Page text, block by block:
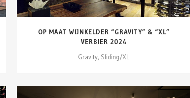
OP MAAT WIJNKELDER “GRAVITY” & “XL”
VERBIER 2024
Gravity, Sliding/XL